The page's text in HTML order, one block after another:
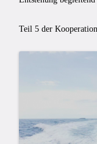
Teil 5 der